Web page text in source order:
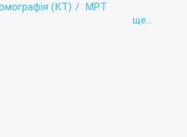
(КТ) МРТ
ще...